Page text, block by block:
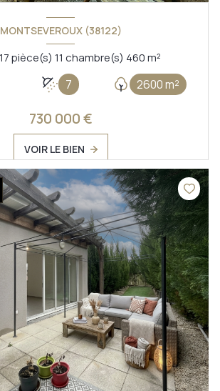
MONTSEVEROUX (38122)
Maison 17 pièce(s) 11 chambre(s) 460 m²
7 2600 m²
730 000 €
VOIR LE BIEN